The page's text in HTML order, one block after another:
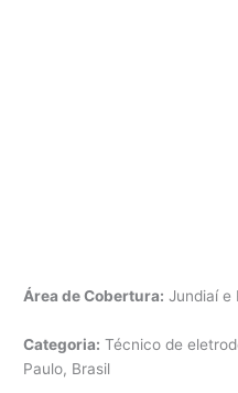
Área de Cobertura: Jundiaí e
Categoria: Técnico de
Paulo, Brasil